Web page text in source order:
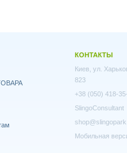
КОНТАКТЫ
Киев, ул.
823
+38 (050) 418-
SlingoConsultant
Мобильная